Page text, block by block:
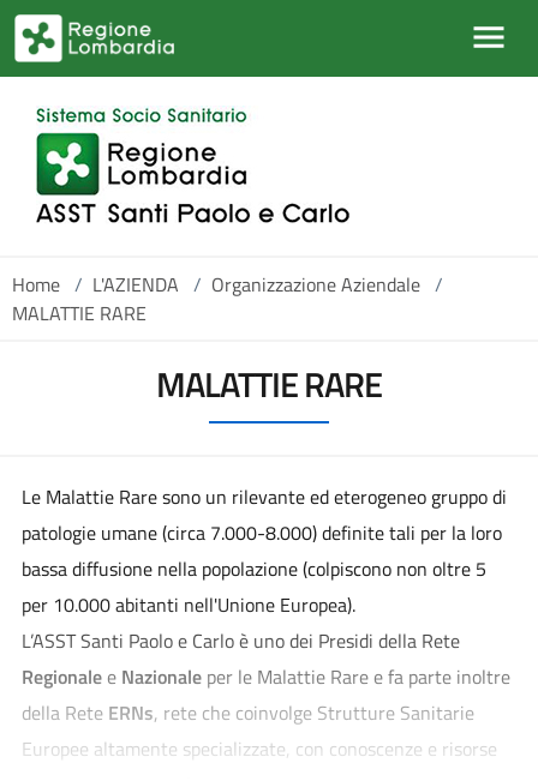
Salta al contenuto principale
Home / L'AZIENDA / Organizzazione Aziendale /
MALATTIE RARE
MALATTIE RARE
Le Malattie Rare sono un rilevante ed eterogeneo gruppo di
patologie umane (circa 7.000-8.000) definite tali per la loro
bassa diffusione nella popolazione (colpiscono non oltre 5
per 10.000 abitanti nell'Unione Europea).
L’ASST Santi Paolo e Carlo è uno dei Presidi della Rete
Regionalee Nazionale per le Malattie Rare e fa parte inoltre
della Rete ERNs, rete che coinvolge Strutture Sanitarie
Europee altamente specializzate, con conoscenze e risorse